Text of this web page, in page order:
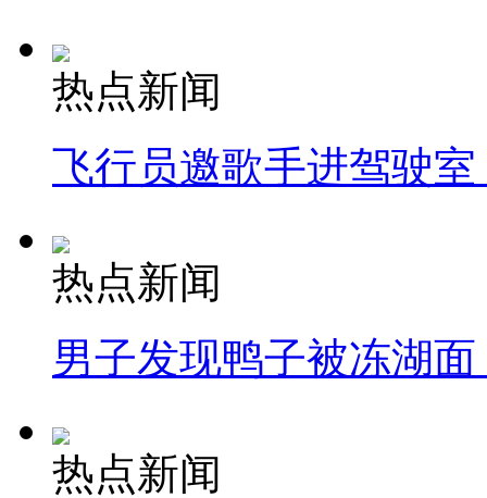
热点新闻
飞行员邀歌手进驾驶
热点新闻
男子发现鸭子被冻湖
热点新闻